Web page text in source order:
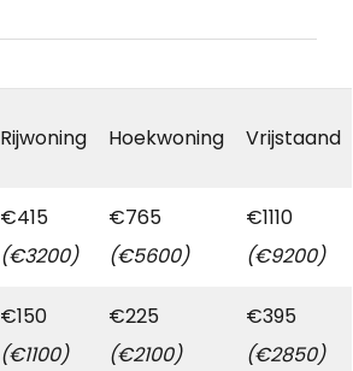
Rijwoning Hoekwoning Vrijstaand
€415
(€3200)
€765
(€5600)
€1110
(€9200)
€150
(€1100)
€225
(€2100)
€395
(€2850)